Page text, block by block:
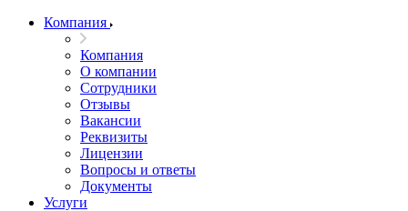
Компания
Компания
О компании
Сотрудники
Отзывы
Вакансии
Реквизиты
Лицензии
Вопросы и ответы
Документы
Услуги